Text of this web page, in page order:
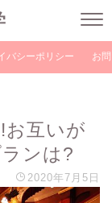
バシーポリシー お
お互いが
ンは?
2020年7月5日